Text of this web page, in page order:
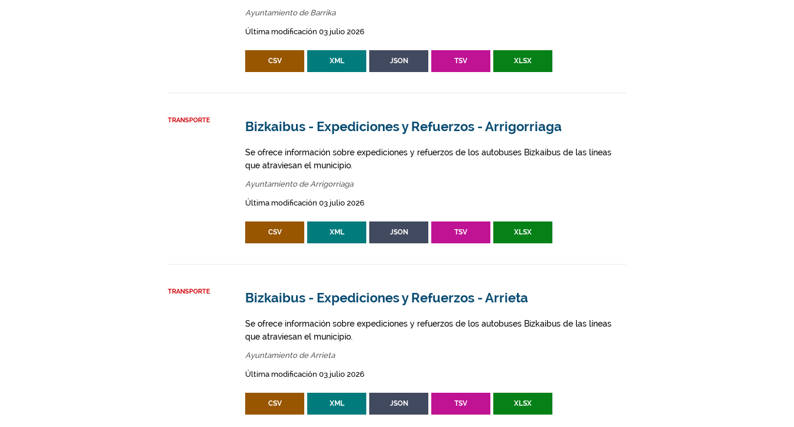
Ayuntamiento de Barrika
Última modificación 03 julio 2026
CSV XML JSON TSV XLSX
TRANSPORTE Bizkaibus - Expediciones y Refuerzos - Arrigorriaga
Se ofrece información sobre expediciones y refuerzos de los autobuses Bizkaibus de las líneas
que atraviesan el municipio.
Ayuntamiento de Arrigorriaga
Última modificación 03 julio 2026
CSV XML JSON TSV XLSX
TRANSPORTE Bizkaibus - Expediciones y Refuerzos - Arrieta
Se ofrece información sobre expediciones y refuerzos de los autobuses Bizkaibus de las líneas
que atraviesan el municipio.
Ayuntamiento de Arrieta
Última modificación 03 julio 2026
CSV XML JSON TSV XLSX